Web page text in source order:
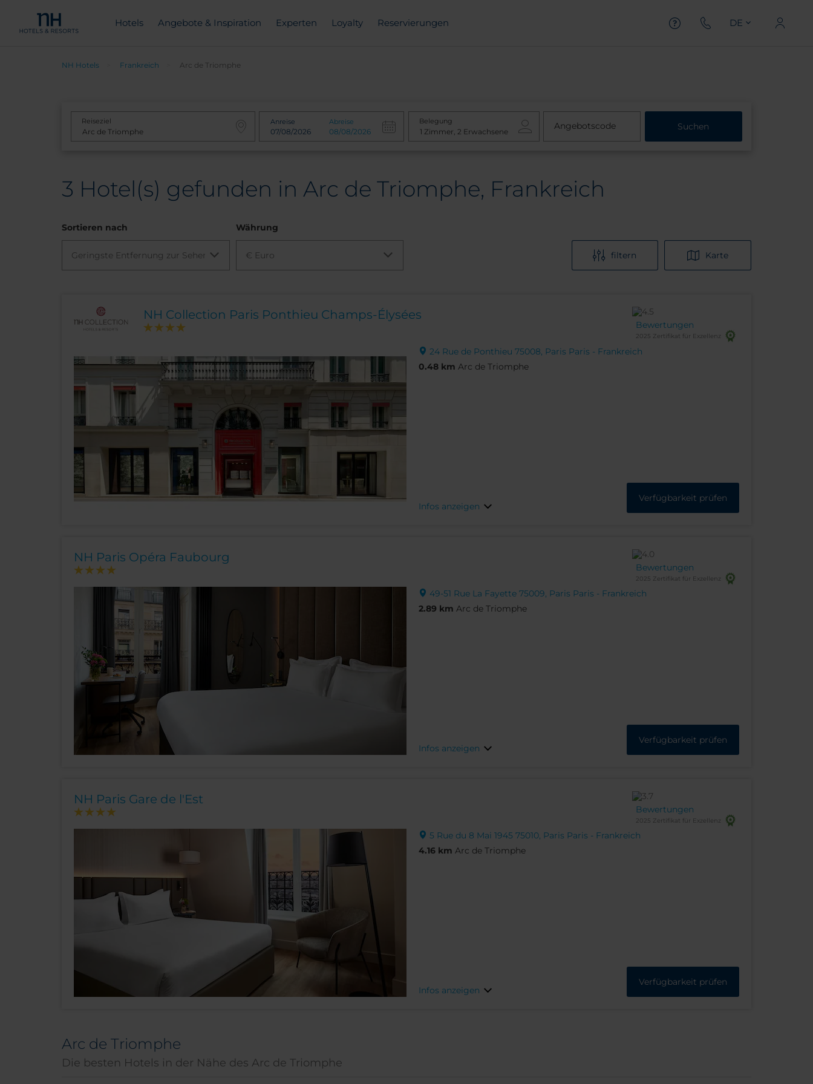
Hotels Angebote & Inspiration Experten Loyalty Reservierungen DE
NH Hotels Frankreich Arc de Triomphe
Reiseziel Anreise Abreise Belegung Angebotscode Suchen
3 Hotel(s) gefunden in Arc de Triomphe, Frankreich
Sortieren nach
Geringste Entfernung zur Sehenswürdigkeit
Währung
€ Euro filtern Karte
NH Collection Paris Ponthieu Champs-Élysées
24 Rue de Ponthieu 75008, Paris Paris - Frankreich
0.48 km Arc de Triomphe
Bewertungen
2025 Zertifikat für Exzellenz
Infos anzeigen
Verfügbarkeit prüfen
NH Paris Opéra Faubourg
49-51 Rue La Fayette 75009, Paris Paris - Frankreich
2.89 km Arc de Triomphe
Bewertungen
2025 Zertifikat für Exzellenz
Infos anzeigen
Verfügbarkeit prüfen
NH Paris Gare de l'Est
5 Rue du 8 Mai 1945 75010, Paris Paris - Frankreich
4.16 km Arc de Triomphe
Bewertungen
2025 Zertifikat für Exzellenz
Infos anzeigen
Verfügbarkeit prüfen
Arc de Triomphe
Die besten Hotels in der Nähe des Arc de Triomphe